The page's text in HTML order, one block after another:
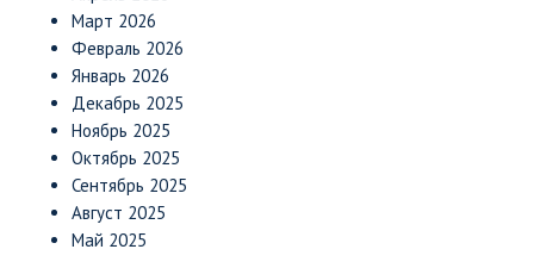
Март 2026
Февраль 2026
Январь 2026
Декабрь 2025
Ноябрь 2025
Октябрь 2025
Сентябрь 2025
Август 2025
Май 2025